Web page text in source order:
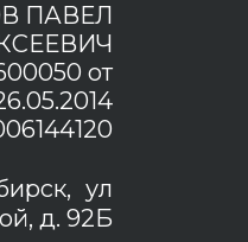
ПАВЕЛ
от
ул
д. 92Б